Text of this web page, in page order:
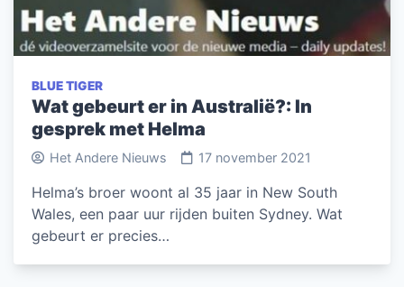
BLUE TIGER
Wat gebeurt er in Australië?: In
gesprek met Helma
Het Andere Nieuws 17 november 2021
Helma’s broer woont al 35 jaar in New South
Wales, een paar uur rijden buiten Sydney. Wat
gebeurt er precies…